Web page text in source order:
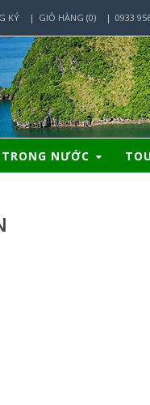
KÝ GIỎ HÀNG (0) 0933
NƯỚC